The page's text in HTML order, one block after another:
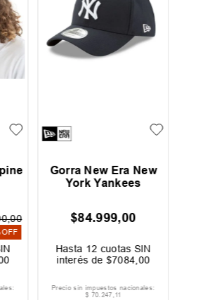
,00
OFF
Gorra New Era New
York Yankees
$84.999,00
Hasta 12 cuotas SIN
interés de$7084,00
Precio sin impuestos nacionales:
$ 70.247,11